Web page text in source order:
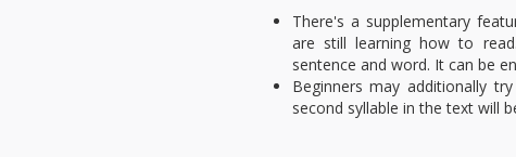
There's a supplementary
are still learning how to
sentence and word. It can be
Beginners may additionally
second syllable in the text will